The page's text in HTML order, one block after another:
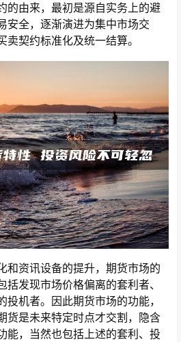
的由来，最初是源自实务上的避
安全，逐渐演进为集中市场交
契约标准化及统一结算。
资讯设备的提升，期货市场的
发现市场价格偏离的套利者、
机者。因此期货市场的功能，
货是未来特定时点才交割，隐含
能，当然也包括上述的套利、投